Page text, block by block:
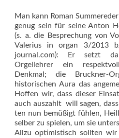
Man kann Roman
genug sein für seine Anton
(s. a. die Besprechung von
Valerius in organ 3/2013
journal.com): Er setzt
Orgellehrer ein
Denkmal; die Bruckner-
historischen Aura das
Hoffen wir, dass dieser
auch auszahlt  will sagen,
ten nun bemüßigt fühlen,
selber zu spielen, um sie
Allzu optimistisch sollten